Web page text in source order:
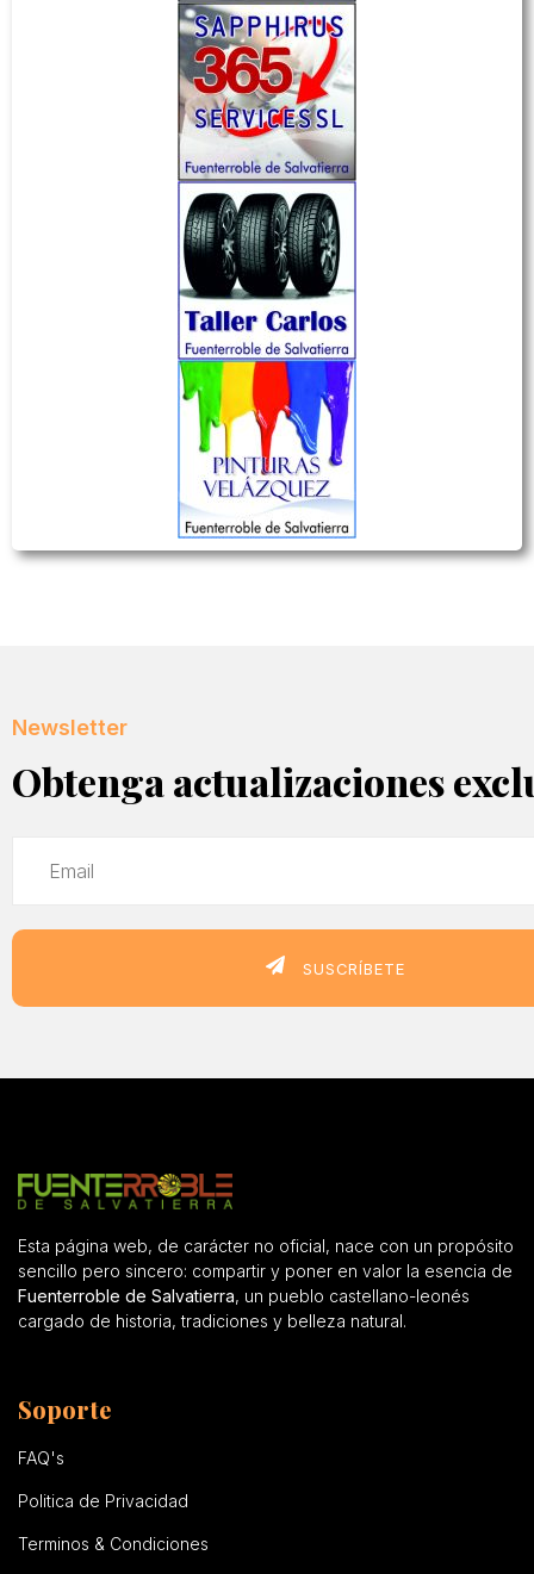
Newsletter
Obtenga actualizaciones
SUSCRÍBETE
Esta página web, de carácter no oficial, nace con un propósito
sencillo pero sincero: compartir y poner en valor la esencia de
Fuenterroble de Salvatierra, un pueblo castellano-leonés
cargado de historia, tradiciones y belleza natural.
Soporte
FAQ's
Politica de Privacidad
Terminos & Condiciones